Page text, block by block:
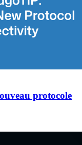
protocole